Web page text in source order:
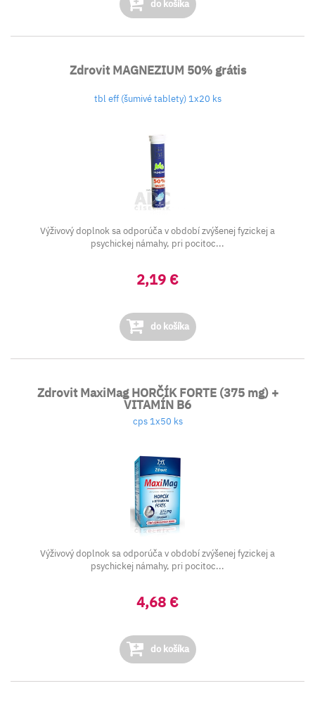
do košíka
Zdrovit MAGNEZIUM 50% grátis
tbl eff (šumivé tablety) 1x20 ks
Výživový doplnok sa odporúča v období zvýšenej fyzickej a
psychickej námahy, pri pocitoc...
2,19 €
do košíka
Zdrovit MaxiMag HORČÍK FORTE (375 mg) +
VITAMÍN B6
cps 1x50 ks
Výživový doplnok sa odporúča v období zvýšenej fyzickej a
psychickej námahy, pri pocitoc...
4,68 €
do košíka